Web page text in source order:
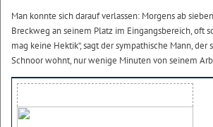
Man konnte sich darauf verlassen: Morgens ab
Breckweg an seinem Platz im Eingangsbereich, oft
mag keine Hektik“, sagt der sympathische Mann, der
Schnoor wohnt, nur wenige Minuten von seinem